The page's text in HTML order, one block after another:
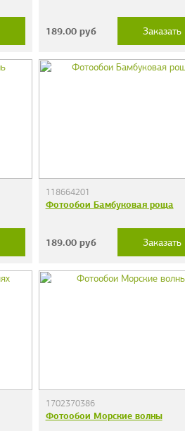
189.00руб Заказать
118664201
Фотообои Бамбуковая роща
189.00руб Заказать
1702370386
Фотообои Морские волны